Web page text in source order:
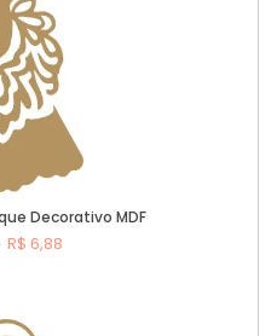
Decorativo MDF
R$ 6,88